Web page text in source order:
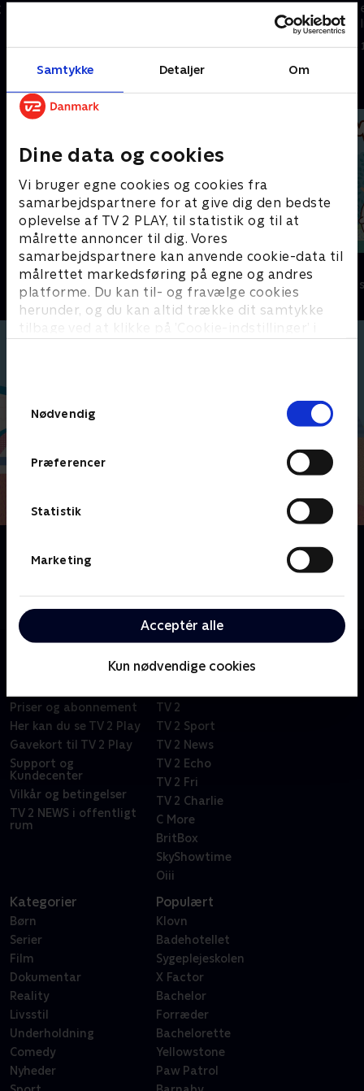
Samtykke Detaljer Om
Dine data og cookies
Vi bruger egne cookies og cookies fra
samarbejdspartnere for at give dig den bedste
oplevelse af TV 2 PLAY, til statistik og til at
målrette annoncer til dig. Vores
samarbejdspartnere kan anvende cookie-data til
målrettet markedsføring på egne og andres
platforme. Du kan til- og fravælge cookies
herunder, og du kan altid trække dit samtykke
tilbage ved at klikke på ’Cookie-indstillinger’ i
Nødvendig
Præferencer
Statistik
Marketing
Acceptér alle
Kun nødvendige cookies
1. maj 2023 • 3 min
lille kylling. På trods af deres
mange forskelle er de bedste
1. maj 2023 • 3 min
Andre så også
Antiks
Børneserier • 2 sæsoner
Molang
Børneserier • 2
Fransk børneserie om venskabet mellem en glad og
af deres mange forskelle er de bedste venner.
Priser og abonnement
Her kan du se TV 2 Play
Gavekort til TV 2 Play
Support og
Kundecenter
Vilkår og betingelser
TV 2 NEWS i offentligt
rum
TV 2
TV 2 Sport
TV 2 News
TV 2 Echo
TV 2 Fri
TV 2 Charlie
C More
BritBox
SkyShowtime
Oiii
Kategorier
Børn
Serier
Film
Dokumentar
Reality
Livsstil
Underholdning
Comedy
Nyheder
Populært
Klovn
Badehotellet
Sygeplejeskolen
X Factor
Bachelor
Forræder
Bachelorette
Yellowstone
Paw Patrol